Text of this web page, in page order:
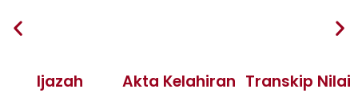
Ijazah Akta Kelahiran Transkip Nilai